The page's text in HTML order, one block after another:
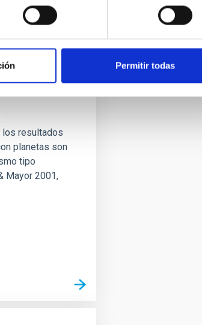
Permitir todas
de
resultados
planetas son
tipo
Mayor 2001,